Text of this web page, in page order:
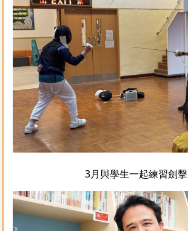
3月與學生一起練習劍擊